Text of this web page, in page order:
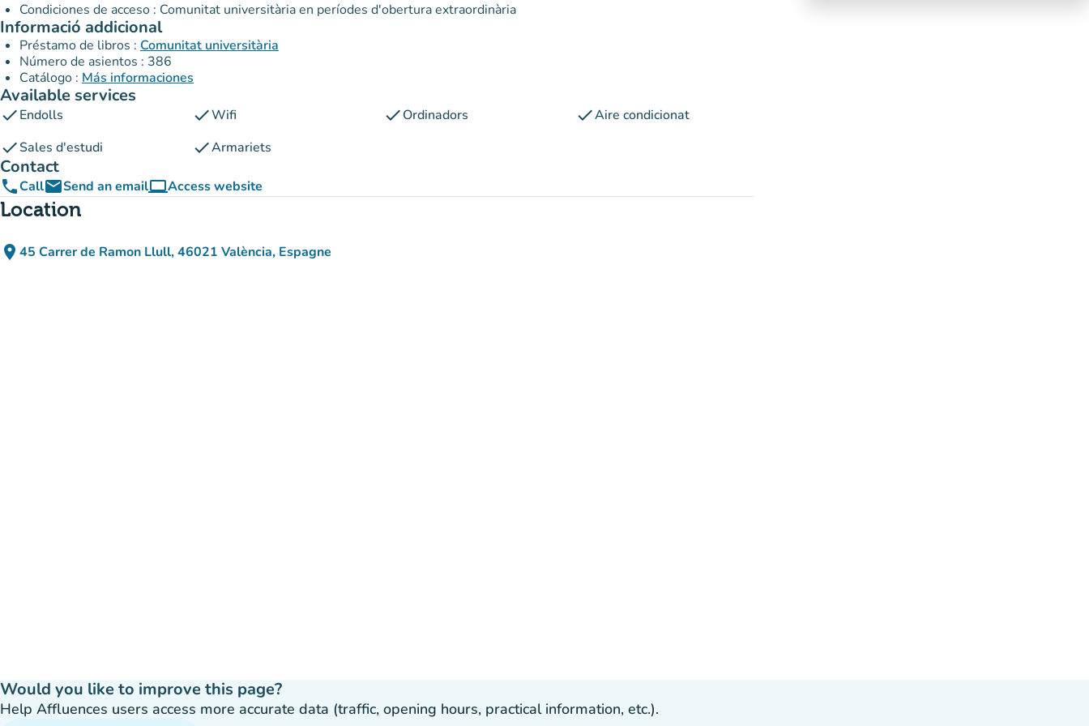
Condiciones de acceso : Comunitat universitària en períodes d'obertura extraordinària
Informació addicional
Préstamo de libros : Comunitat universitària
Número de asientos : 386
Catálogo : Más informaciones
Available services
checkEndolls checkWifi checkOrdinadors checkAire condicionat
checkSales d'estudi checkArmariets
Contact
phoneCallemailSend an emailcomputerAccess website
(new tab)
Location
place 45 Carrer de Ramon Llull, 46021 València, Espagne
(open in Google Maps)
(new tab)
Would you like to improve this page?
Help Affluences users access more accurate data (traffic, opening hours, practical information, etc.).